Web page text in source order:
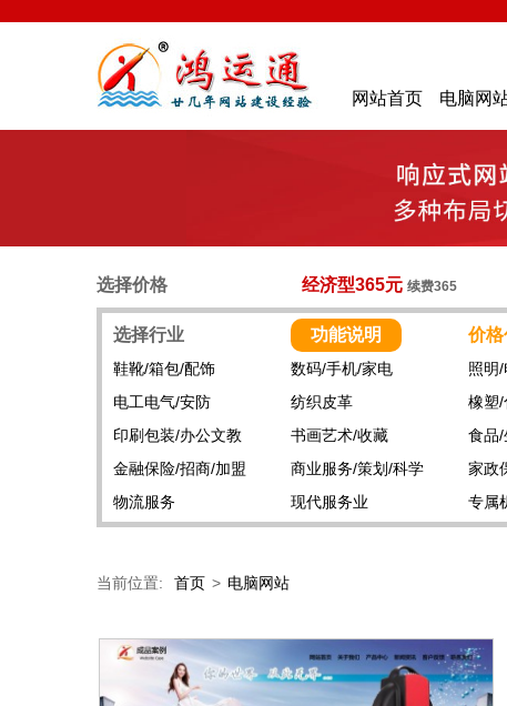
网站首页 电脑网
选择价格 经济型365元 续费365
选择行业 功能说明 价格
鞋靴/箱包/配饰 数码/手机/家电 照明
电工电气/安防
纺织皮革 橡塑/
印刷包装/办公文教
书画艺术/收藏 食品/
金融保险/招商/加盟
商业服务/策划/科学 家政
物流服务
现代服务业 专属
当前位置: 首页 > 电脑网站